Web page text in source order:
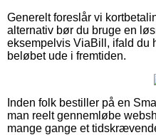
Generelt foreslår vi
alternativ bør du bruge en
eksempelvis ViaBill, ifald du
beløbet ude i fremtiden.
Inden folk bestiller på en
man reelt gennemløbe
mange gange et